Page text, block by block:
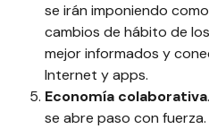
se irán imponiendo
cambios de hábito de
mejor informados y
Internet y apps.
Economía colaborativa
se abre paso con